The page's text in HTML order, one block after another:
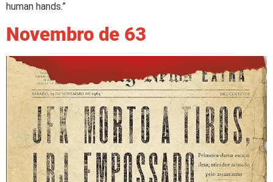
human hands.”
Novembro de 63